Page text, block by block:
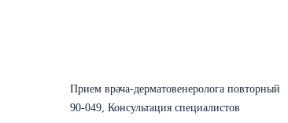
Прием врача-дерматовенеролога повторный
90-049, Консультация специалистов